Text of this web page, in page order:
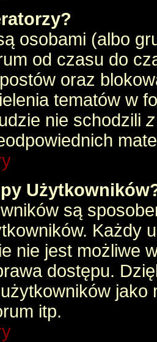
osobami (albo
od czasu do
oraz
tematów w
nie schodzili
są
Każdy
nie jest możliwe
dostępu.
itp.